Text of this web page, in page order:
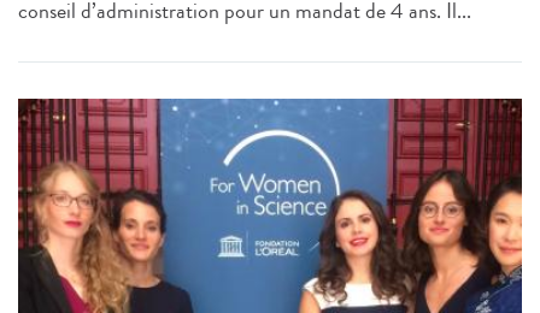
conseil d’administration pour un mandat de 4 ans. Il...